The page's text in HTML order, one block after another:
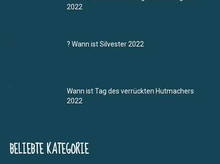
2022
? Wann ist Silvester 2022
Wann ist Tag des verrückten Hutmachers
2022
BELIEBTE KATEGORIE